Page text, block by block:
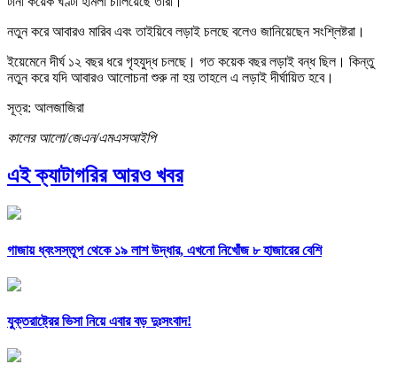
নতুন করে আবারও মারিব এবং তাইয়িবে লড়াই চলছে বলেও জানিয়েছেন সংশ্লিষ্টরা।
ইয়েমেনে দীর্ঘ ১২ বছর ধরে গৃহযুদ্ধ চলছে। গত কয়েক বছর লড়াই বন্ধ ছিল। কিন্তু
নতুন করে যদি আবারও আলোচনা শুরু না হয় তাহলে এ লড়াই দীর্ঘায়িত হবে।
সূত্র: আলজাজিরা
কালের আলো/জেএন/এমএসআইপি
এই ক্যাটাগরির আরও খবর
গাজায় ধ্বংসস্তূপ থেকে ১৯ লাশ উদ্ধার, এখনো নিখোঁজ ৮ হাজারের বেশি
যুক্তরাষ্ট্রের ভিসা নিয়ে এবার বড় দুঃসংবাদ!